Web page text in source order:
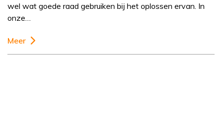
wel wat goede raad gebruiken bij het oplossen ervan. In
onze…
Meer